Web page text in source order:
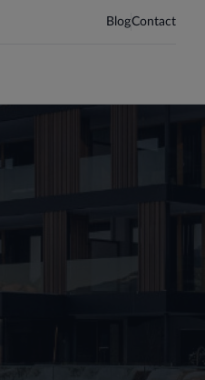
BlogContact